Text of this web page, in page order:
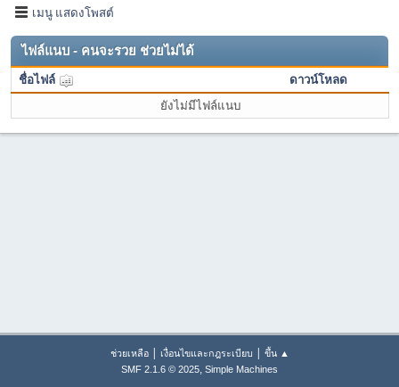
เมนู แสดงโพสต์
ไฟล์แนบ - คนจะรวย ช่วยไม่ได้
ชื่อไฟล์
ดาวน์โหลด
ยังไม่มีไฟล์แนบ
ช่วยเหลือ| เงื่อนไขและกฎระเบียบ | ขึ้น ▲
SMF 2.1.6 © 2025, Simple Machines